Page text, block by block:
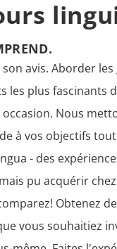
avis. Aborder
les plus fascinants
Nous
à vos objectifs
- des
pu acquérir
Obtenez
vous souhaitiez